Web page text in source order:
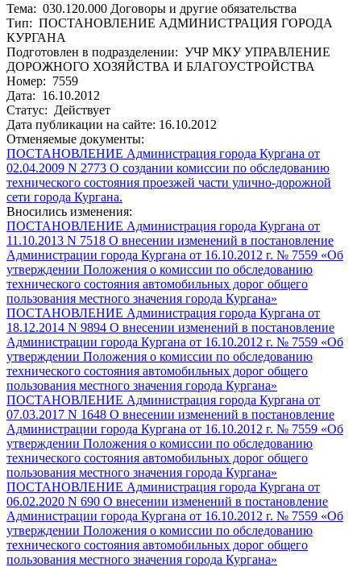
Тема: 030.120.000 Договоры и другие обязательства
Тип: ПОСТАНОВЛЕНИЕ АДМИНИСТРАЦИЯ ГОРОДА
КУРГАНА
Подготовлен в подразделении: УЧР МКУ УПРАВЛЕНИЕ
ДОРОЖНОГО ХОЗЯЙСТВА И БЛАГОУСТРОЙСТВА
Номер: 7559
Дата: 16.10.2012
Статус: Действует
Дата публикации на сайте: 16.10.2012
Отменяемые документы:
ПОСТАНОВЛЕНИЕ Администрация города Кургана от
02.04.2009 N 2773 О создании комиссии по обследованию
технического состояния проезжей части улично-дорожной
сети города Кургана.
Вносились изменения:
ПОСТАНОВЛЕНИЕ Администрация города Кургана от
11.10.2013 N 7518 О внесении изменений в постановление
Администрации города Кургана от 16.10.2012 г. № 7559 «Об
утверждении Положения о комиссии по обследованию
технического состояния автомобильных дорог общего
пользования местного значения города Кургана»
ПОСТАНОВЛЕНИЕ Администрация города Кургана от
18.12.2014 N 9894 О внесении изменений в постановление
Администрации города Кургана от 16.10.2012 г. № 7559 «Об
утверждении Положения о комиссии по обследованию
технического состояния автомобильных дорог общего
пользования местного значения города Кургана»
ПОСТАНОВЛЕНИЕ Администрация города Кургана от
07.03.2017 N 1648 О внесении изменений в постановление
Администрации города Кургана от 16.10.2012 г. № 7559 «Об
утверждении Положения о комиссии по обследованию
технического состояния автомобильных дорог общего
пользования местного значения города Кургана»
ПОСТАНОВЛЕНИЕ Администрация города Кургана от
06.02.2020 N 690 О внесении изменений в постановление
Администрации города Кургана от 16.10.2012 г. № 7559 «Об
утверждении Положения о комиссии по обследованию
технического состояния автомобильных дорог общего
пользования местного значения города Кургана»